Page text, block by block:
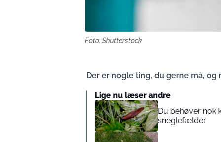
Foto: Shutterstock
Der er nogle ting, du gerne må,
Lige nu læser andre
Du behøver nok
sneglefælder